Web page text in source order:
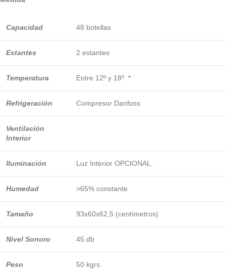
Capacidad 48 botellas
Estantes 2 estantes
Temperatura Entre 12º y 18º *
Refrigeración Compresor Danfoss
Ventilación
Interior
Iluminación Luz Interior OPCIONAL.
Humedad >65% constante
Tamaño 93x60x62,5 (centímetros)
Nivel Sonoro 45 db
Peso 50 kgrs.